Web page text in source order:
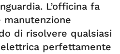
L’officina fa
manutenzione
di risolvere qualsiasi
perfettamente